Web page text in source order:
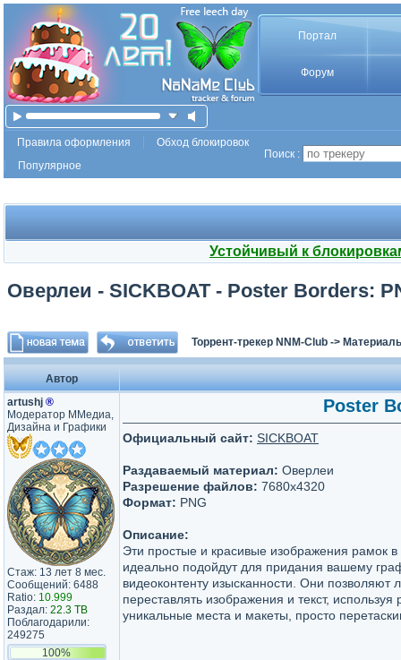
Портал
Форум
Правила оформления
Обход блокировок
Популярное
Поиск :
Устойчивый к
Оверлеи - SICKBOAT - Poster Borders:
Торрент-трекер NNM-Club ->
Автор
artushj ®
Модератор ММедиа,
Дизайна и Графики
Стаж: 13 лет 8 мес.
Сообщений: 6488
Ratio: 10.999
Раздал: 22.3 TB
Поблагодарили:
249275
100%
Poster
Официальный сайт: SICKBOAT
Раздаваемый материал: Оверлеи
Разрешение файлов: 7680x4320
Формат: PNG
Описание:
Эти простые и красивые изображения рамок
идеально подойдут для придания вашему
видеоконтенту изысканности. Они позволяют
переставлять изображения и текст, используя
уникальные места и макеты, просто